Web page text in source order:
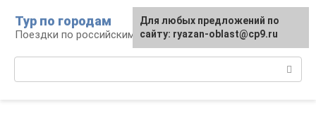
контенту
Тур по городам
Поездки по российским городам
Для любых предложений по
сайту: ryazan-oblast@cp9.ru